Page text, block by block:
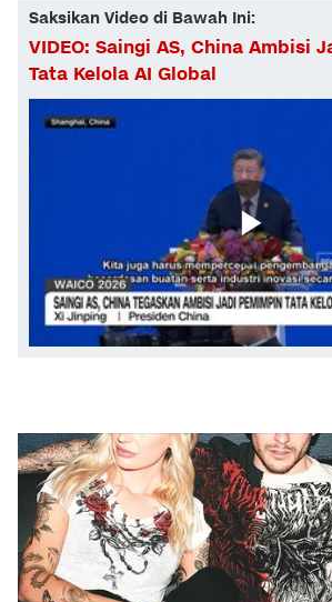
Saksikan Video di Bawah Ini:
VIDEO: Saingi AS, China Ambisi
Tata Kelola AI Global